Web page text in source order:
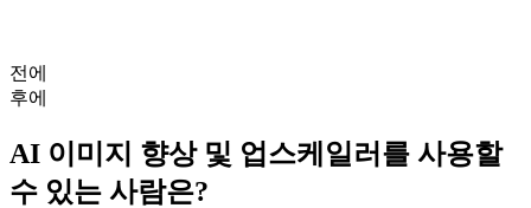
전에
후에
AI 이미지 향상 및 업스케일러를 사용할
수 있는 사람은?